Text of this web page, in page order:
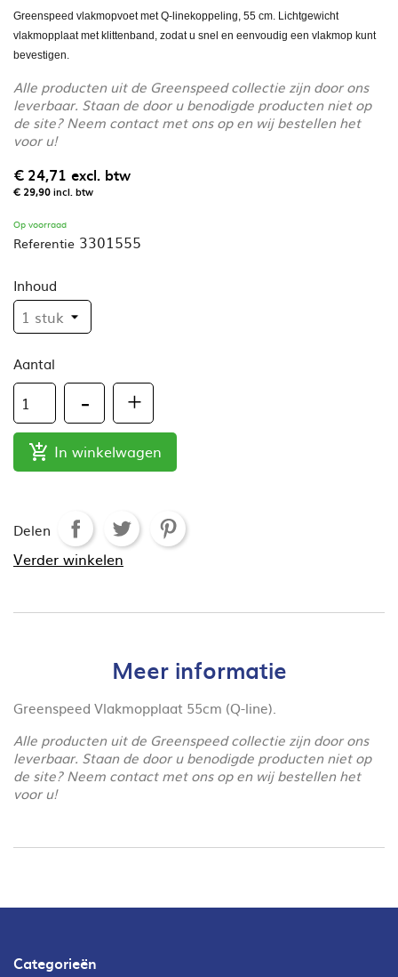
Greenspeed vlakmopvoet met Q-linekoppeling, 55 cm. Lichtgewicht
vlakmopplaat met klittenband, zodat u snel en eenvoudig een vlakmop kunt
bevestigen.
Alle producten uit de Greenspeed collectie zijn door ons
leverbaar. Staan de door u benodigde producten niet op
de site? Neem contact met ons op en wij bestellen het
voor u!
€ 24,71 excl. btw
€ 29,90incl. btw
Op voorraad
Referentie 3301555
Inhoud
Aantal
 In winkelwagen
Delen
Verder winkelen
Meer informatie
Greenspeed Vlakmopplaat 55cm (Q-line).
Alle producten uit de Greenspeed collectie zijn door ons
leverbaar. Staan de door u benodigde producten niet op
de site? Neem contact met ons op en wij bestellen het
voor u!
Categorieën